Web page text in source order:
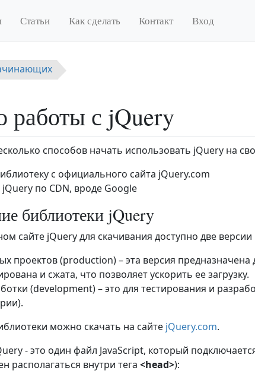
Статьи Как сделать Контакт Вход
работы с jQuery
способов начать использовать jQuery на
с официального сайта jQuery.com
по CDN, вроде Google
библиотеки jQuery
сайте jQuery для скачивания доступно две версии
проектов (production) – эта версия
и сжата, что позволяет ускорить ее загрузку.
(development) – это для тестирования и
можно скачать на сайте jQuery.com.
- это один файл JavaScript, который
располагаться внутри тега <head>):